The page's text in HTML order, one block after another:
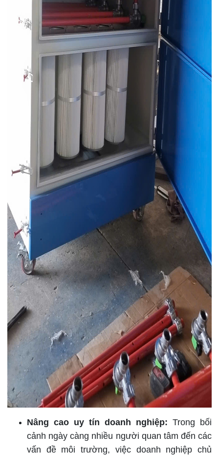
Nâng cao uy tín doanh nghiệp: Trong bối
cảnh ngày càng nhiều người quan tâm đến các
vấn đề môi trường, việc doanh nghiệp chủ